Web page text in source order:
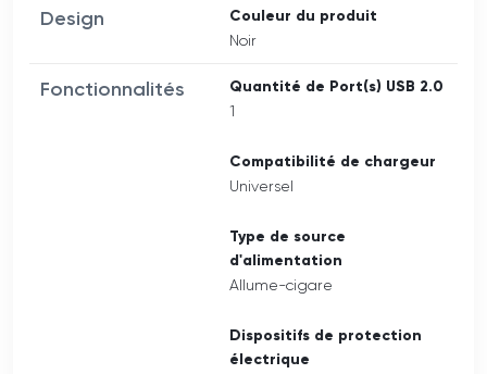
Design Couleur du produit
Noir
Fonctionnalités Quantité de Port(s) USB 2.0
1
Compatibilité de chargeur
Universel
Type de source
d'alimentation
Allume-cigare
Dispositifs de protection
électrique